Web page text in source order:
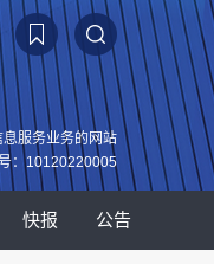
服务业务的网站
：10120220005
快报 公告